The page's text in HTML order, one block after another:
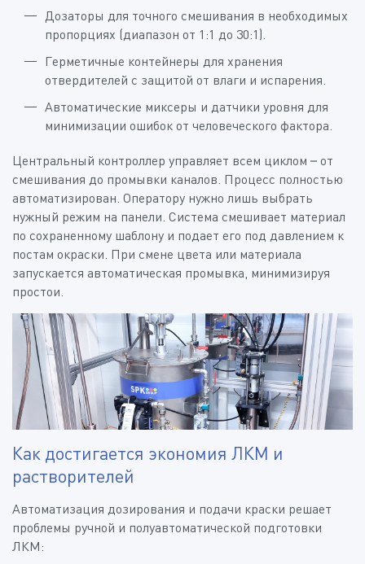
Дозаторы для точного смешивания в необходимых
пропорциях (диапазон от 1:1 до 30:1).
Герметичные контейнеры для хранения
отвердителей с защитой от влаги и испарения.
Автоматические миксеры и датчики уровня для
минимизации ошибок от человеческого фактора.
Центральный контроллер управляет всем циклом – от
смешивания до промывки каналов. Процесс полностью
автоматизирован. Оператору нужно лишь выбрать
нужный режим на панели. Система смешивает материал
по сохраненному шаблону и подает его под давлением к
постам окраски. При смене цвета или материала
запускается автоматическая промывка, минимизируя
простои.
Как достигается экономия ЛКМ и
растворителей
Автоматизация дозирования и подачи краски решает
проблемы ручной и полуавтоматической подготовки
ЛКМ: